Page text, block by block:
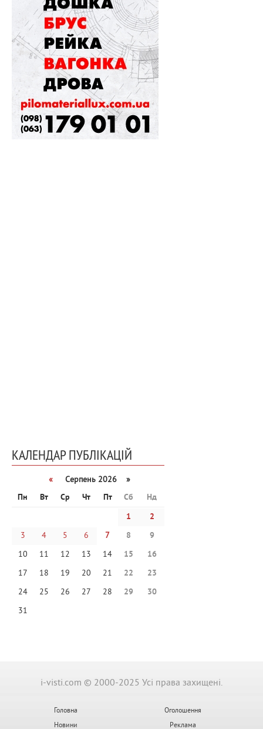
КАЛЕНДАР ПУБЛІКАЦІЙ
«
Серпень 2026 »
Пн
Вт Ср Чт Пт Сб
Нд
1
2
3
4 5 6 7 8
9
10
11 12 13 14 15
16
17
18 19 20 21 22
23
24
25 26 27 28 29
30
31
i-visti.com © 2000-2025 Усі права захищені.
Головна
Новини
Оголошення
Реклама